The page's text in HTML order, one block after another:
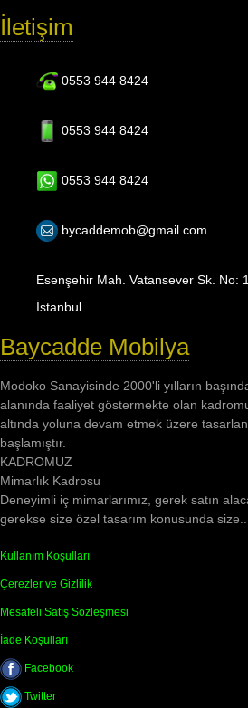
İletişim
0553 944 8424
0553 944 8424
0553 944 8424
bycaddemob@gmail.com
Esenşehir Mah. Vatansever Sk. No:
İstanbul
Baycadde Mobilya
Modoko Sanayisinde 2000'li yılların
alanında faaliyet göstermekte olan
altında yoluna devam etmek üzere
başlamıştır.
KADROMUZ
Mimarlık Kadrosu
Deneyimli iç mimarlarımız, gerek satın
gerekse size özel tasarım konusunda size...
Kullanım Koşulları
Çerezler ve Gizlilik
Mesafeli Satış Sözleşmesi
İade Koşulları
Facebook
Twitter